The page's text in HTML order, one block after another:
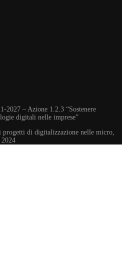
2027 – Azione 1.2.3 “Sostenere
digitali nelle imprese”
progetti di digitalizzazione nelle micro,
2024